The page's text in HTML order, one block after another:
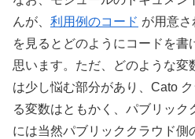
んが、 利用例のコード が用意
を見るとどのようにコードを書
思います。ただ、どのような変
は少し悩む部分があり、Cato
る変数はともかく、パブリック
には当然パブリッククラウド側